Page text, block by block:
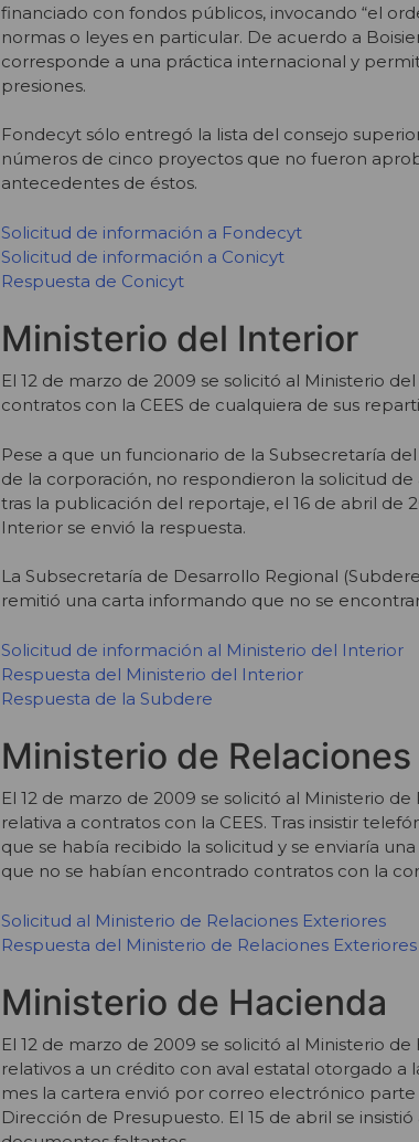
financiado con fondos públicos, invocando “el
normas o leyes en particular. De acuerdo a
corresponde a una práctica internacional y
presiones.
Fondecyt sólo entregó la lista del consejo
números de cinco proyectos que no fueron
antecedentes de éstos.
Solicitud de información a Fondecyt
Solicitud de información a Conicyt
Respuesta de Conicyt
Ministerio del Interior
El 12 de marzo de 2009 se solicitó al Ministerio
contratos con la CEES de cualquiera de sus
Pese a que un funcionario de la Subsecretaría
de la corporación, no respondieron la solicitud
tras la publicación del reportaje, el 16 de abril de
Interior se envió la respuesta.
La Subsecretaría de Desarrollo Regional
remitió una carta informando que no se
Solicitud de información al Ministerio del Interior
Respuesta del Ministerio del Interior
Respuesta de la Subdere
Ministerio de
El 12 de marzo de 2009 se solicitó al Ministerio
relativa a contratos con la CEES. Tras insistir
que se había recibido la solicitud y se enviaría
que no se habían encontrado contratos con la
Solicitud al Ministerio de Relaciones Exteriores
Respuesta del Ministerio de Relaciones Exteriores
Ministerio de Hacienda
El 12 de marzo de 2009 se solicitó al Ministerio
relativos a un crédito con aval estatal otorgado a
mes la cartera envió por correo electrónico
Dirección de Presupuesto. El 15 de abril se